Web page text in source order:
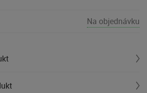
Na objednávku